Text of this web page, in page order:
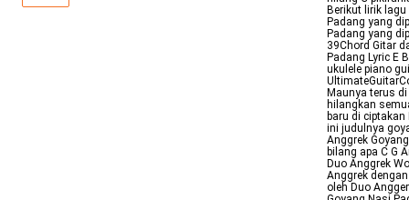
Berikut lirik
Padang yang
Padang yang
39Chord Gitar
Padang Lyric E
ukulele piano
Maunya terus
hilangkan
baru di
ini judulnya
Anggrek
bilang apa C G
Duo Anggrek
Anggrek
oleh Duo